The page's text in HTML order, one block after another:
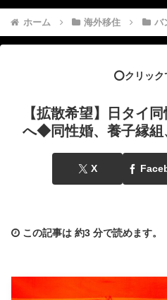
ホーム 海外移住 バ
⭕️クリッ
【拡散希望】日タイ
へ◆同性婚、養子縁組
X
この記事は 約3 分で読めます。